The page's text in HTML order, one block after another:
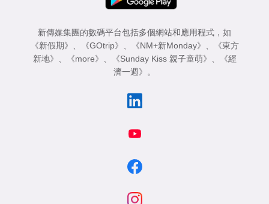
新傳媒集團的數碼平台包括多個網站和應用程式，如
《新假期》 、 《GOtrip》 、 《NM+新Monday》 、
《東方
新地》 、 《more》 、 《Sunday Kiss 親子童萌》 、
《經
濟一週》 。